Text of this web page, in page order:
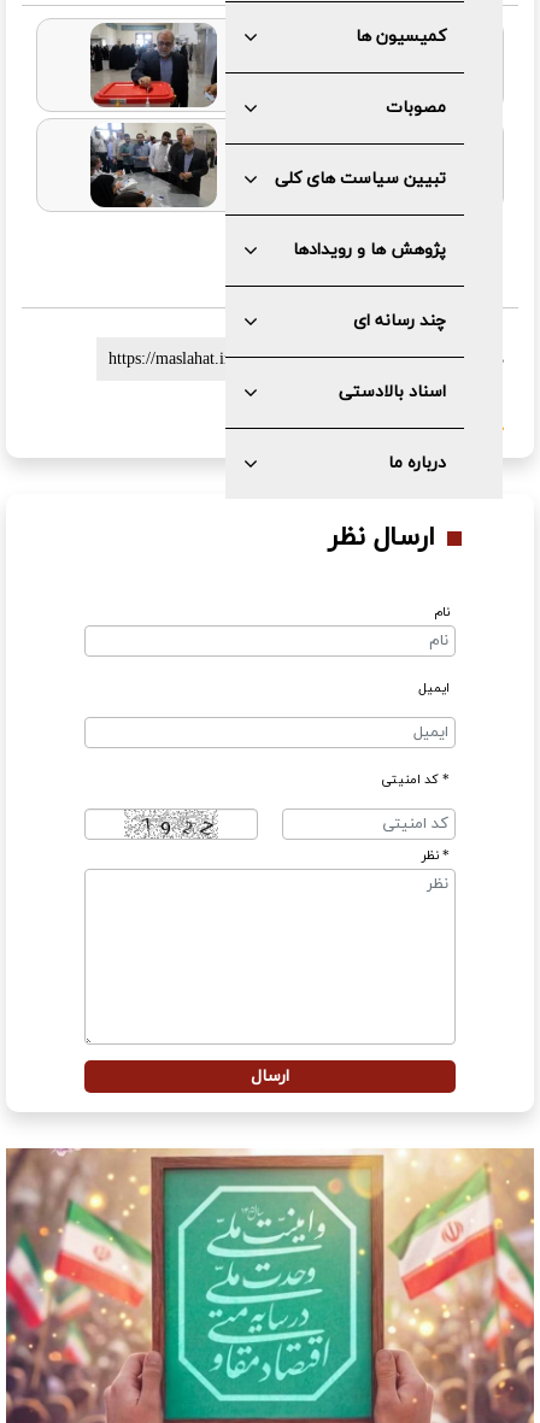
کمیسیون ها
مصوبات
تبیین سیاست های کلی
پژوهش ها و رویدادها
چند رسانه ای
اسناد بالادستی
درباره ما
لینک کوتاه :
گزارش خطا
ارسال نظر
نام
ایمیل
* کد امنیتی
* نظر